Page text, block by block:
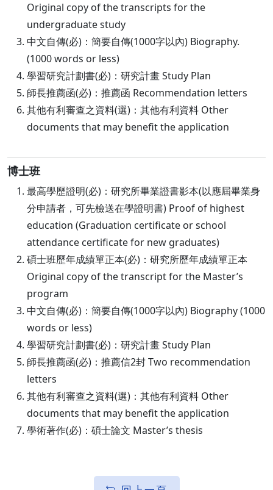
Original copy of the transcripts for the
undergraduate study
中文自傳(必)：簡要自傳(1000字以內) Biography.
(1000 words or less)
學習研究計劃書(必)：研究計畫 Study Plan
師長推薦函(必)：推薦函 Recommendation letters
其他有利審查之資料(選)：其他有利資料 Other
documents that may benefit the application
博士班
最高學歷證明(必)：研究所畢業證書影本(以應屆畢業身
分申請者，可先檢送在學證明書) Proof of highest
education (Graduation certificate or school
attendance certificate for new graduates)
碩士班歷年成績單正本(必)：研究所歷年成績單正本
Original copy of the transcript for the Master’s
program
中文自傳(必)：簡要自傳(1000字以內) Biography (1000
words or less)
學習研究計劃書(必)：研究計畫 Study Plan
師長推薦函(必)：推薦信2封 Two recommendation
letters
其他有利審查之資料(選)：其他有利資料 Other
documents that may benefit the application
學術著作(必)：碩士論文 Master’s thesis